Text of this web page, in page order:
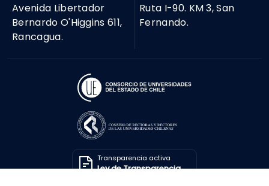
Avenida Libertador
Bernardo O'Higgins 611,
Rancagua.
Ruta I-90. KM 3, San
Fernando.
Transparencia activa
Ley de Transparencia